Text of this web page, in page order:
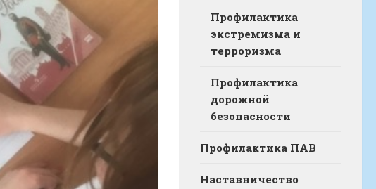
Профилактика
экстремизма и
терроризма
Профилактика
дорожной
безопасности
Профилактика ПАВ
Наставничество